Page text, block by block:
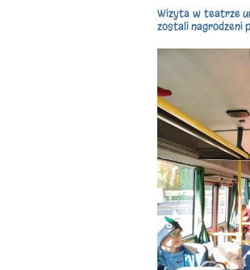
Wizyta w teatrze
zostali nagrodzeni